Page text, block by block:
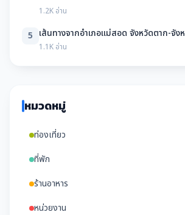
1.2K อ่าน
5 เส้นทางจากอำเภอแม่สอด จังหวัดตาก-จัง
1.1K อ่าน
หมวดหมู่
ท่องเที่ยว
ที่พัก
ร้านอาหาร
หน่วยงาน